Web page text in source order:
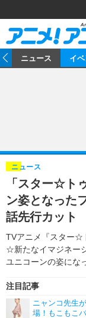
ゲーム
イベント
海外イベン
俳優・タレ
ビジネス
アニメ
書評
ゲーム
動画
アニメ
アニメ！アニ
連載・コラム
ニュース イ
「スター☆ト
ン姿となった
話先行カット
TVアニメ『スター☆
☆新たなイマジネー
ユニコーンの姿にな
ニュース
注目記事
ニャンコ先生
場！もこもこ